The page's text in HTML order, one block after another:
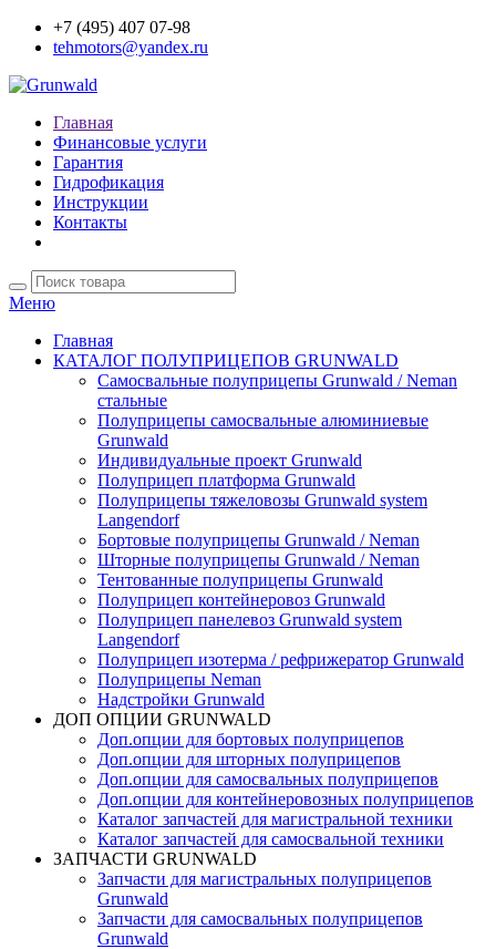
+7 (495) 407 07-98
tehmotors@yandex.ru
Главная
Финансовые услуги
Гарантия
Гидрофикация
Инструкции
Контакты
Меню
Главная
КАТАЛОГ ПОЛУПРИЦЕПОВ GRUNWALD
Самосвальные полуприцепы Grunwald / Neman
стальные
Полуприцепы самосвальные алюминиевые
Grunwald
Индивидуальные проект Grunwald
Полуприцеп платформа Grunwald
Полуприцепы тяжеловозы Grunwald system
Langendorf
Бортовые полуприцепы Grunwald / Neman
Шторные полуприцепы Grunwald / Neman
Тентованные полуприцепы Grunwald
Полуприцеп контейнеровоз Grunwald
Полуприцеп панелевоз Grunwald system
Langendorf
Полуприцеп изотерма / рефрижератор Grunwald
Полуприцепы Neman
Надстройки Grunwald
ДОП ОПЦИИ GRUNWALD
Доп.опции для бортовых полуприцепов
Доп.опции для шторных полуприцепов
Доп.опции для самосвальных полуприцепов
Доп.опции для контейнеровозных полуприцепов
Каталог запчастей для магистральной техники
Каталог запчастей для самосвальной техники
ЗАПЧАСТИ GRUNWALD
Запчасти для магистральных полуприцепов
Grunwald
Запчасти для самосвальных полуприцепов
Grunwald